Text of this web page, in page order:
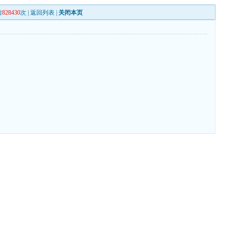
828430次 |返回列表 关闭本页